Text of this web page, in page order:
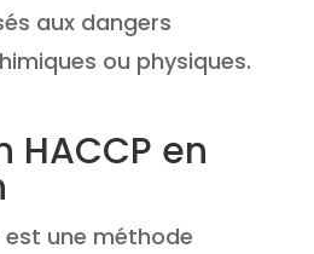
aux dangers
ou physiques.
HACCP en
est une méthode